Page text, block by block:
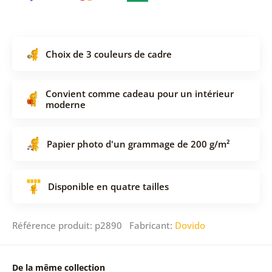
Choix de 3 couleurs de cadre
Convient comme cadeau pour un intérieur
moderne
Papier photo d'un grammage de 200 g/m²
Disponible en quatre tailles
Référence produit: p2890 Fabricant: Dovido
De la même collection